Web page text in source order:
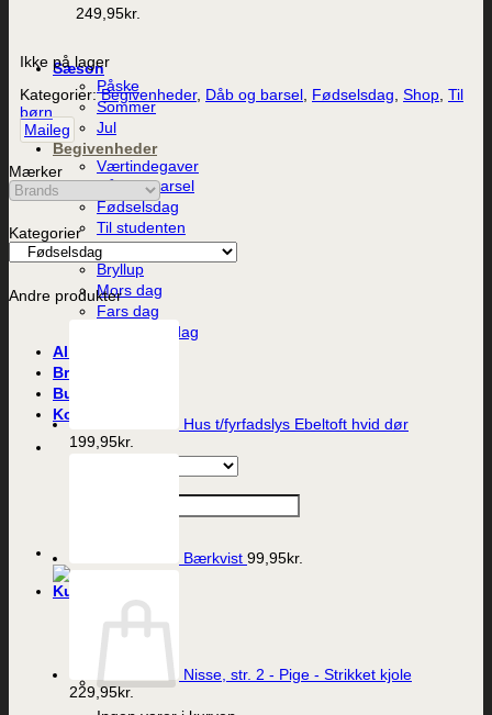
249,95kr.
Sæson
Påske
Sommer
Jul
Begivenheder
Værtindegaver
Dåb og barsel
Fødselsdag
Til studenten
Til konfirmanden
Bryllup
Mors dag
Fars dag
Valentines dag
Alle produkter
Brands
Butikken
Kontakt
Ikke på lager
Kategorier:Begivenheder, Dåb og barsel Fødselsdag Shop Til
børn
Maileg
Mærker
Kategorier
Andre produkter
Hus t/fyrfadslys Ebeltoft hvid dør
199,95kr.
Bærkvist 99,95kr.
Nisse, str. 2 - Pige - Strikket kjole
229,95kr.